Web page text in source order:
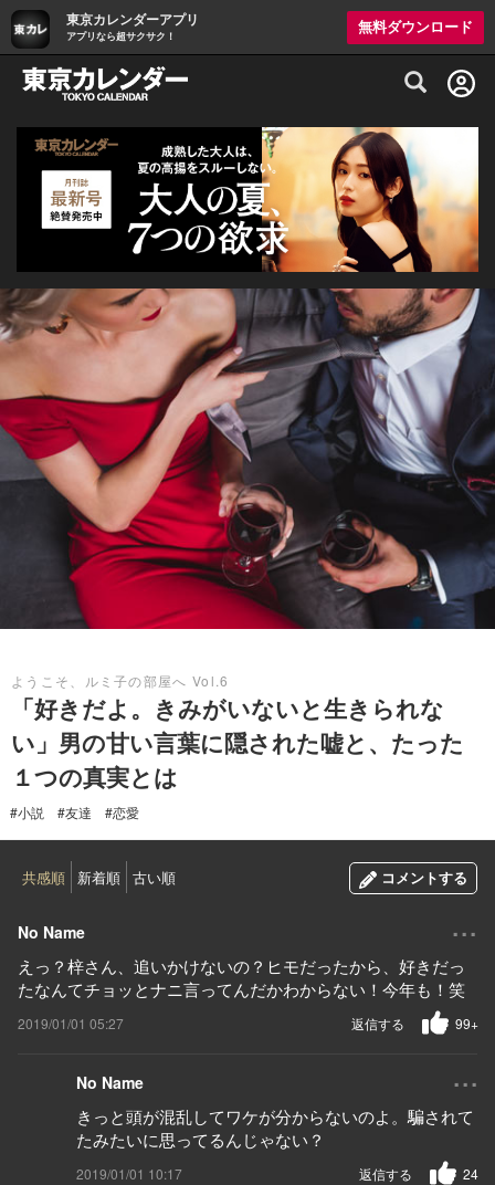
東京カレンダーアプリ
アプリなら超サクサク！
無料ダウンロード
グルメ情報・プレミアムレストラン予約
ようこそ、ルミ子の部屋へ Vol.6
「好きだよ。きみがいないと生きられな
い」男の甘い言葉に隠された嘘と、たった
１つの真実とは
#小説 #友達 #恋愛
共感順 新着順 古い順 コメントする
No Name ...
えっ？梓さん、追いかけないの？ヒモだったから、好きだっ
たなんてチョッとナニ言ってんだかわからない！今年も！笑
2019/01/01 05:27 99+
返信する
No Name ...
きっと頭が混乱してワケが分からないのよ。騙されて
たみたいに思ってるんじゃない？
2019/01/01 10:17 24
返信する